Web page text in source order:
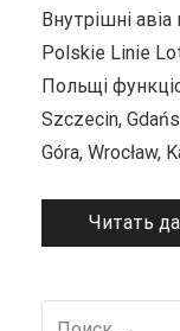
Внутрішні
Polskie Linie
Польщі
Szczecin,
Góra, Wrocław,
Читать